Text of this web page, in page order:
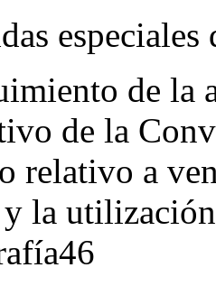
especiales
de la
de la
relativo a
la